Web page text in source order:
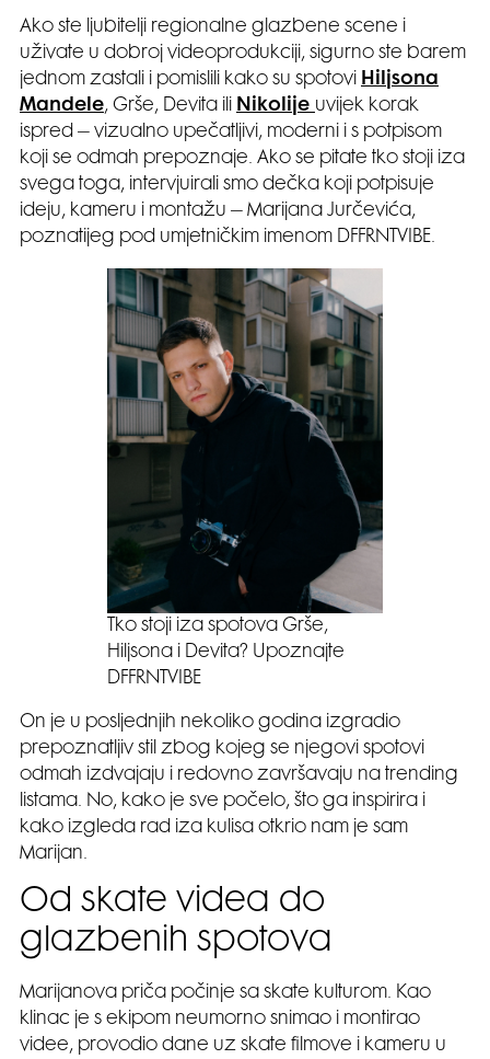
Ako ste ljubitelji regionalne glazbene scene i
uživate u dobroj videoprodukciji, sigurno ste barem
jednom zastali i pomislili kako su spotovi
Hiljsona
Mandele, Grše, Devita ili Nikolije uvijek korak
ispred – vizualno upečatljivi, moderni i s potpisom
koji se odmah prepoznaje. Ako se pitate tko stoji iza
svega toga, intervjuirali smo dečka koji potpisuje
ideju, kameru i montažu – Marijana Jurčevića,
poznatijeg pod umjetničkim imenom DFFRNTVIBE.
Tko stoji iza spotova Grše,
Hiljsona i Devita? Upoznajte
DFFRNTVIBE
On je u posljednjih nekoliko godina izgradio
prepoznatljiv stil zbog kojeg se njegovi spotovi
odmah izdvajaju i redovno završavaju na trending
listama. No, kako je sve počelo, što ga inspirira i
kako izgleda rad iza kulisa otkrio nam je sam
Marijan.
Od skate videa do
glazbenih spotova
Marijanova priča počinje sa skate kulturom. Kao
klinac je s ekipom neumorno snimao i montirao
videe, provodio dane uz skate filmove i kameru u